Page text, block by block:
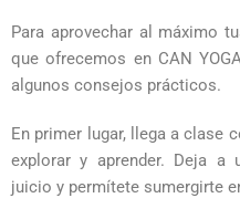
Para aprovechar al máximo
que ofrecemos en CAN
algunos consejos prácticos.
En primer lugar, llega a clase
explorar y aprender. Deja a
juicio y permítete sumergirte